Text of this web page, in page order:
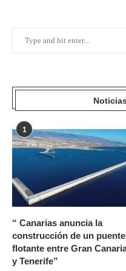
1
“ Canarias anuncia la
construcción de un puente
flotante entre Gran
y Tenerife”